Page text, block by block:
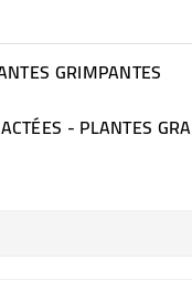
GRIMPANTES
- PLANTES